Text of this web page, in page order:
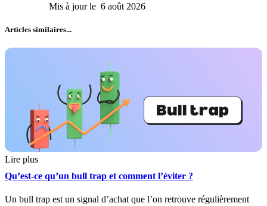
6 août 2026
Articles similaires...
Lire plus
Qu’est-ce qu’un bull trap et comment l’éviter ?
Un bull trap est un signal d’achat que l’on retrouve régulièrement